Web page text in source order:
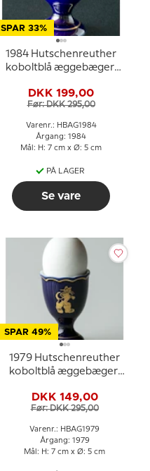
SPAR 33%
1984 Hutschenreuther
koboltblå æggebæger,
DKK 199,00
Før: DKK 295,00
Varenr.: HBAG1984
Årgang: 1984
Mål: H: 7 cm x Ø: 5 cm
PÅ LAGER
Se vare
SPAR 49%
1979 Hutschenreuther
koboltblå æggebæger,
DKK 149,00
Før: DKK 295,00
Varenr.: HBAG1979
Årgang: 1979
Mål: H: 7 cm x Ø: 5 cm